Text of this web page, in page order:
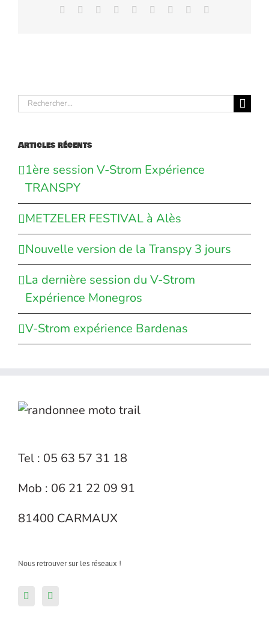
Facebook Reddit LinkedInWhatsApp
TumblrPinterest
Rechercher:
Articles récents
1ère session V-Strom Expérience
TRANSPY
METZELER FESTIVAL à Alès
Nouvelle version de la Transpy 3 jours
La dernière session du V-Strom
Expérience Monegros
V-Strom expérience Bardenas
Tel : 05 63 57 31 18
Mob : 06 21 22 09 91
81400 CARMAUX
Nous retrouver sur les réseaux !